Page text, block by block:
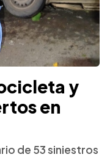
y
en
de 53 siniestros